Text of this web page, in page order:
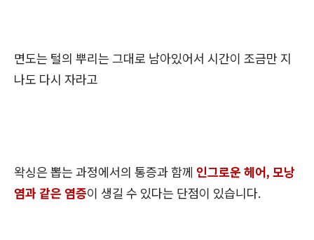
면도는 털의 뿌리는 그대로 남아있어서 시간이 조금만 지
나도 다시 자라고
왁싱은 뽑는 과정에서의 통증과 함께 인그로운 헤어, 모낭
염과 같은 염증이 생길 수 있다는 단점이 있습니다.